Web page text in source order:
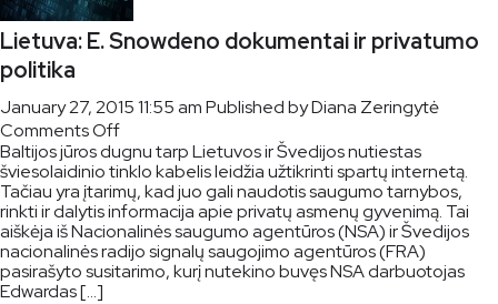
Lietuva: E. Snowdeno dokumentai ir privatumo
politika
January 27, 2015 11:55 amPublished byDiana Zeringytė
Comments Offon
Lietuva:
E.
Snowdeno
dokumentai
ir
privatumo
Baltijos jūros dugnu tarp Lietuvos ir Švedijos nutiestas
šviesolaidinio tinklo kabelis leidžia užtikrinti spartų internetą.
Tačiau yra įtarimų, kad juo gali naudotis saugumo tarnybos,
rinkti ir dalytis informacija apie privatų asmenų gyvenimą. Tai
aiškėja iš Nacionalinės saugumo agentūros (NSA) ir Švedijos
nacionalinės radijo signalų saugojimo agentūros (FRA)
pasirašyto susitarimo, kurį nutekino buvęs NSA darbuotojas
Edwardas […]